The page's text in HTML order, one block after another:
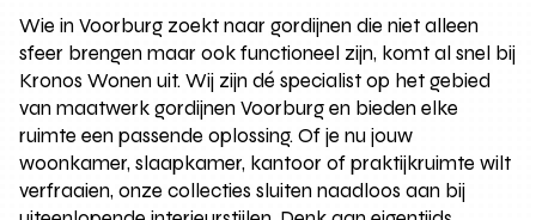
Wie in Voorburg zoekt naar gordijnen die niet alleen
sfeer brengen maar ook functioneel zijn, komt al snel bij
Kronos Wonen uit. Wij zijn dé specialist op het gebied
van maatwerk gordijnen Voorburg en bieden elke
ruimte een passende oplossing. Of je nu jouw
woonkamer, slaapkamer, kantoor of praktijkruimte wilt
verfraaien, onze collecties sluiten naadloos aan bij